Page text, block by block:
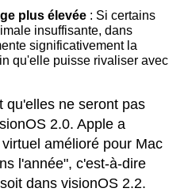
plus élevée : Si certains
insuffisante, dans
significativement la
qu'elle puisse rivaliser avec
qu'elles ne seront pas
2.0. Apple a
amélioré pour Mac
l'année", c'est-à-dire
dans visionOS 2.2.